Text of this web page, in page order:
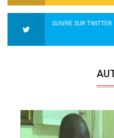
SUIVRE SUR TWITTER